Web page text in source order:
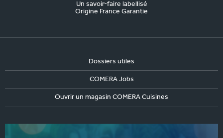
Un savoir-faire labellisé
Origine France Garantie
Dossiers utiles
COMERA Jobs
Ouvrir un magasin COMERA Cuisines